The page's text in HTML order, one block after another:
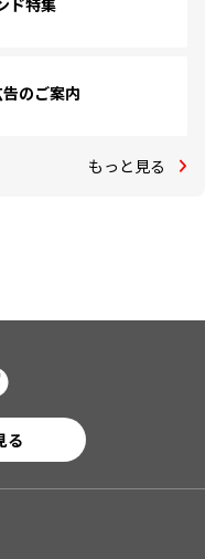
ド特集
告のご案内
もっと見る
る